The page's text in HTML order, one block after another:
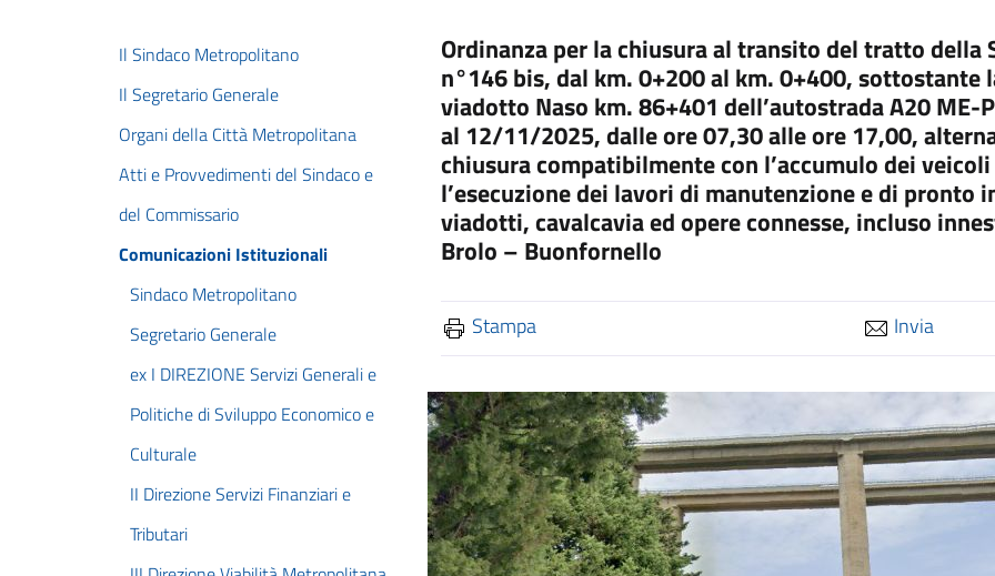
Il Sindaco Metropolitano
Il Segretario Generale
Organi della Città Metropolitana
Atti e Provvedimenti del Sindaco e
del Commissario
Comunicazioni Istituzionali
Sindaco Metropolitano
Segretario Generale
ex I DIREZIONE Servizi Generali e
Politiche di Sviluppo Economico e
Culturale
II Direzione Servizi Finanziari e
Tributari
Ordinanza per la chiusura al transito del tratto della
n°146 bis, dal km. 0+200 al km. 0+400, sottostante
viadotto Naso km. 86+401 dell’autostrada A20
al 12/11/2025, dalle ore 07,30 alle ore 17,00,
chiusura compatibilmente con l’accumulo dei
l’esecuzione dei lavori di manutenzione e di pronto
viadotti, cavalcavia ed opere connesse, incluso
Brolo – Buonfornello
Stampa Invia